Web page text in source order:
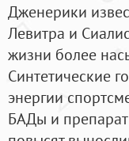
Дженерики
Левитра и
жизни более
Синтетические
энергии
БАДы и